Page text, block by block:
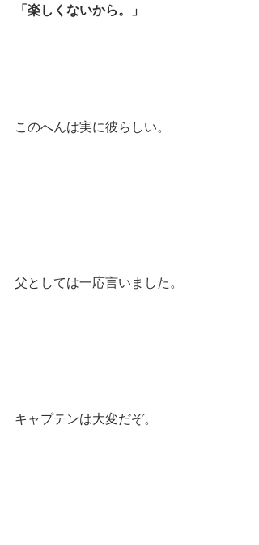
「楽しくないから。」
このへんは実に彼らしい。
父としては一応言いました。
キャプテンは大変だぞ。